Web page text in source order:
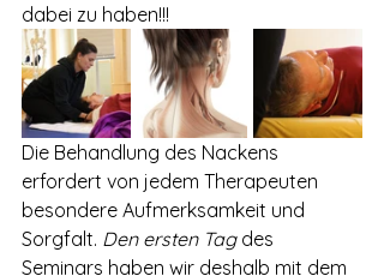
dabei zu haben!!!
Die Behandlung des Nackens
erfordert von jedem Therapeuten
besondere Aufmerksamkeit und
Sorgfalt. Den ersten Tag des
Seminars haben wir deshalb mit dem